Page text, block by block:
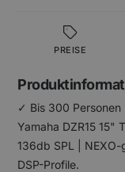
PREISE
✓ Bis 300
Yamaha DZR15 15"
136db SPL |
DSP-Profile.